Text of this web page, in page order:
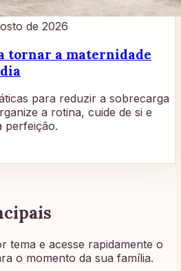
de 2026
tornar a maternidade
para reduzir a sobrecarga
a rotina, cuide de si e
perfeição.
tema e acesse rapidamente o
o momento da sua família.